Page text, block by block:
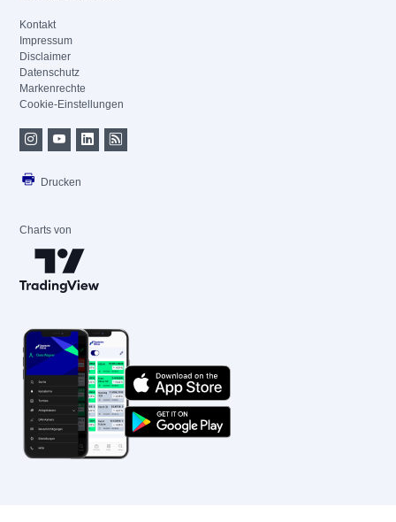
Kontakt
Impressum
Disclaimer
Datenschutz
Markenrechte
Cookie-Einstellungen
Drucken
Charts von